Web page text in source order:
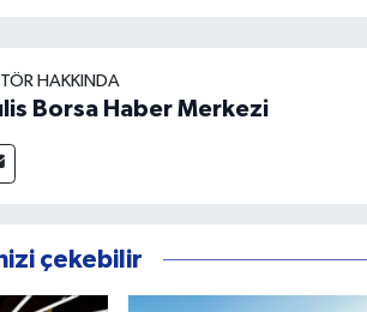
HAKKINDA
Borsa Haber Merkezi
çekebilir